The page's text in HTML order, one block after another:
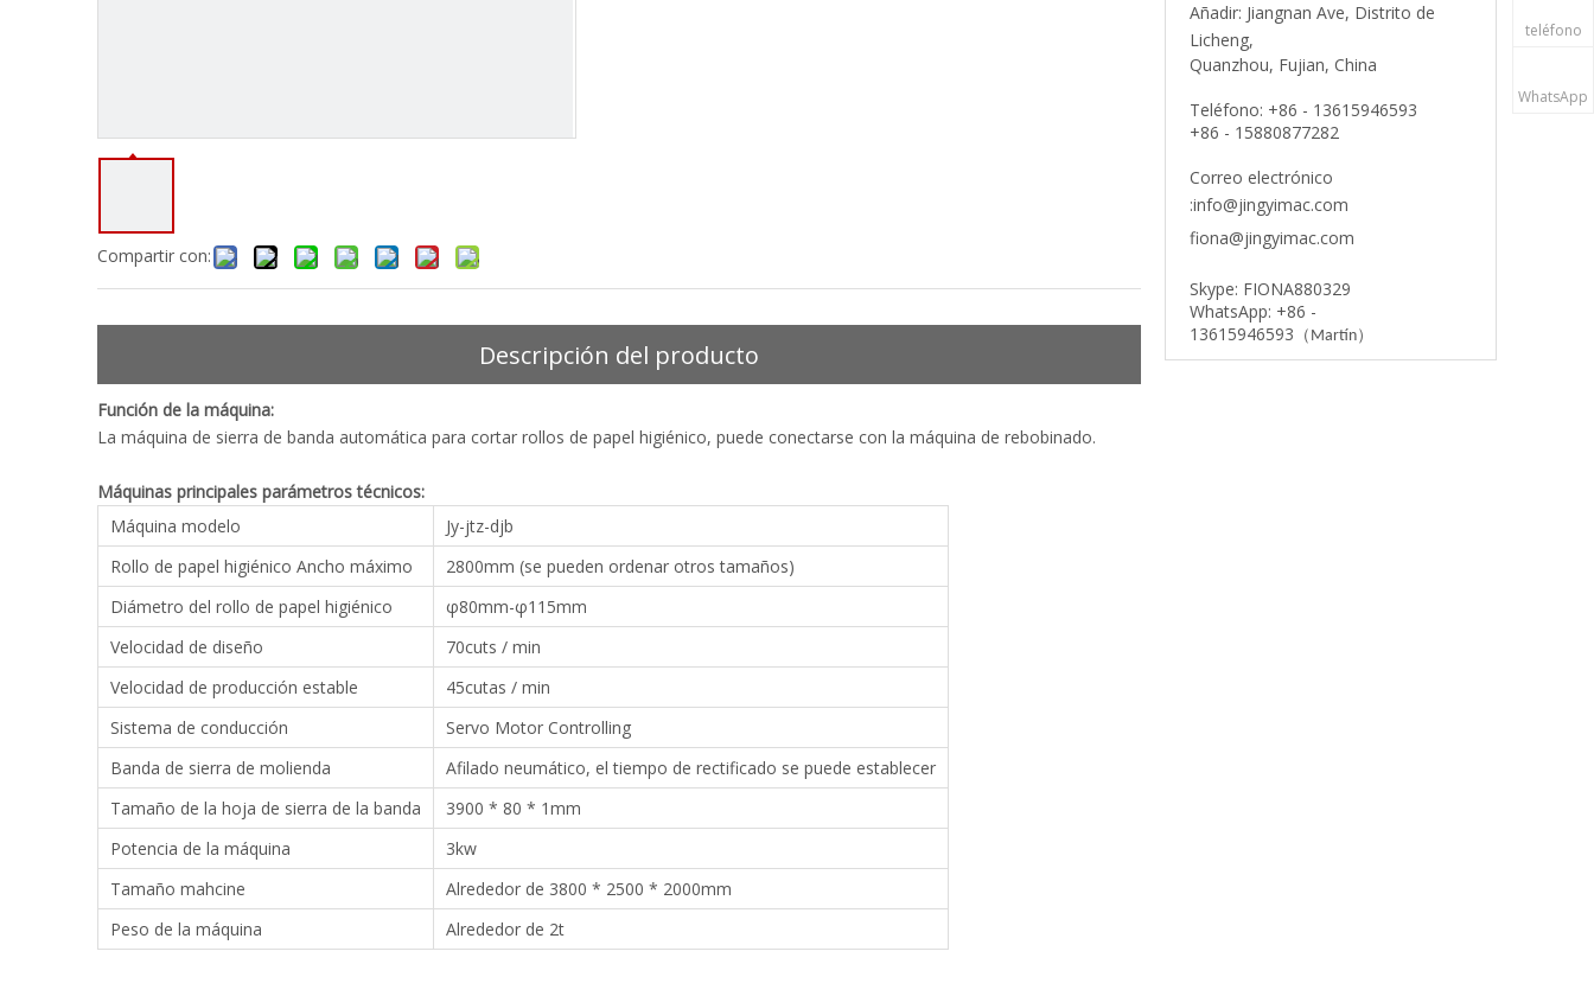
Compartir con:
Descripción del producto
Función de la máquina:
La máquina de sierra de banda automática para cortar rollos de papel higiénico, puede conectarse con la máquina de rebobinado.
Máquinas principales parámetros técnicos:
Máquina modelo
Jy-jtz-djb
Rollo de papel higiénico Ancho máximo
2800mm (se pueden ordenar otros tamaños)
Diámetro del rollo de papel higiénico
φ80mm-φ115mm
Velocidad de diseño
70cuts / min
Velocidad de producción estable
45cutas / min
Sistema de conducción
Servo Motor Controlling
Banda de sierra de molienda
Afilado neumático, el tiempo de rectificado se puede establecer
Tamaño de la hoja de sierra de la banda
3900 * 80 * 1mm
Potencia de la máquina
3kw
Tamaño mahcine
Alrededor de 3800 * 2500 * 2000mm
Peso de la máquina
Alrededor de 2t
Añadir: Jiangnan Ave, Distrito de
Licheng,
Quanzhou, Fujian, China
Teléfono: +86 - 13615946593
+86 - 15880877282
Correo electrónico
:info@jingyimac.com
fiona@jingyimac.com
Skype: FIONA880329
WhatsApp: +86 -
13615946593 （ Martín）
teléfono
WhatsApp